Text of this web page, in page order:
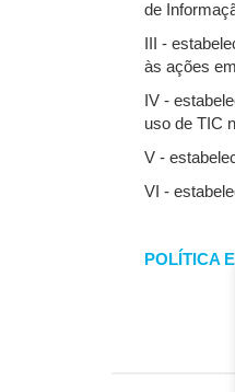
de
III -
às ações
IV -
uso de TIC
V -
VI -
POLÍTICA